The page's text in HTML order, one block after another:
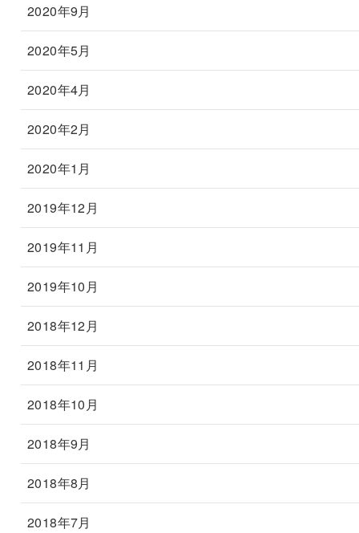
2020年9月
2020年5月
2020年4月
2020年2月
2020年1月
2019年12月
2019年11月
2019年10月
2018年12月
2018年11月
2018年10月
2018年9月
2018年8月
2018年7月